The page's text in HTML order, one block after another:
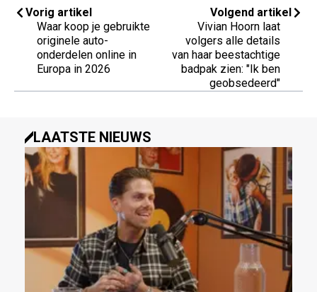
Vorig artikel
Waar koop je gebruikte
originele auto-
onderdelen online in
Europa in 2026
Volgend artikel
Vivian Hoorn laat
volgers alle details
van haar beestachtige
badpak zien: "Ik ben
geobsedeerd"
LAATSTE NIEUWS